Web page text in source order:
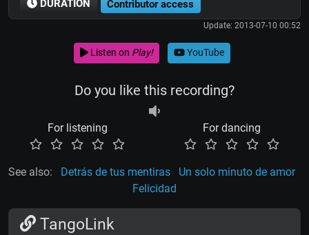
DURATION Contributor access
Update: 2013-07-10 00:52
Listen on Play! YouTube
Do you like this recording?
For listening For dancing
See also: Detrás de tus mentiras
Un solo minuto de amor
Felicidad
TangoLink